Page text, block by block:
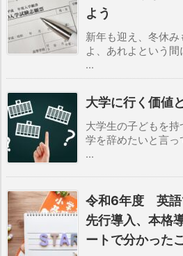
よう
新年も迎え、冬休
よ、あれよという
...
大学に行く価値
大学生の子どもを
学を辞めたいと言
...
令和6年度 英語
先行導入、本格
ートで分かった